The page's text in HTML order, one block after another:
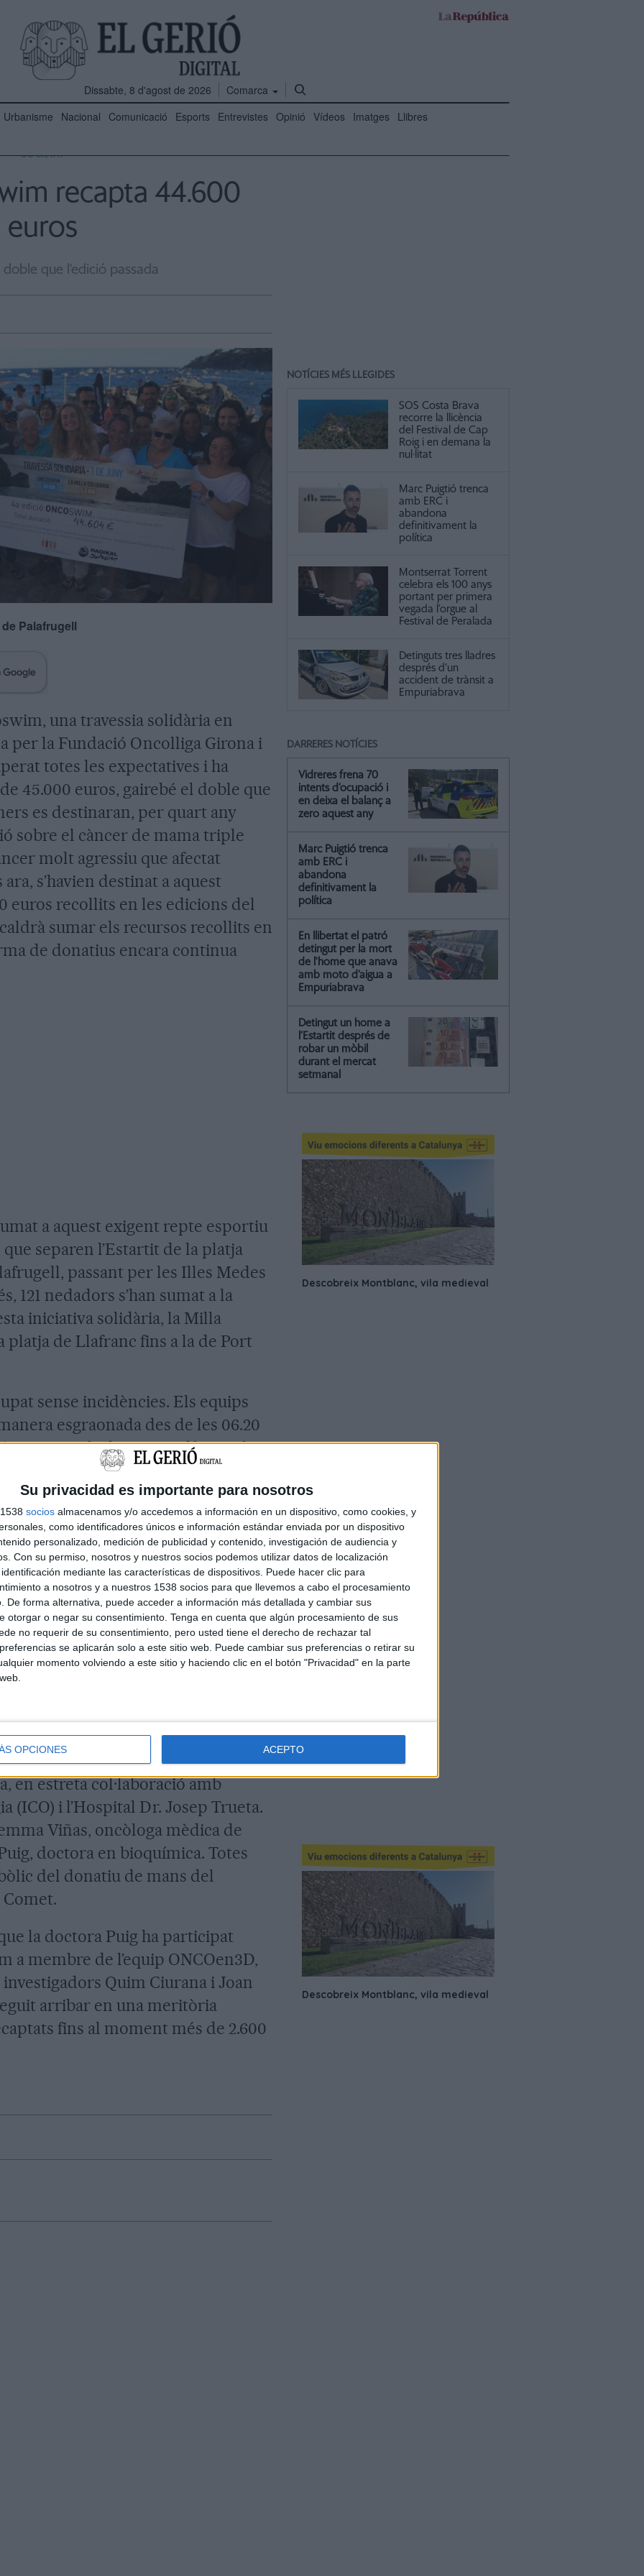
Su privacidad es importante para nosotros
socios almacenamos y/o accedemos a información en un dispositivo, como cookies, y
como identificadores únicos e información estándar enviada por un dispositivo
personalizado, medición de publicidad y contenido, investigación de audiencia y
Con su permiso, nosotros y nuestros socios podemos utilizar datos de localización
mediante las características de dispositivos. Puede hacer clic para
a nosotros y a nuestros 1538 socios para que llevemos a cabo el procesamiento
De forma alternativa, puede acceder a información más detallada y cambiar sus
otorgar o negar su consentimiento. Tenga en cuenta que algún procesamiento de sus
no requerir de su consentimiento, pero usted tiene el derecho de rechazar tal
se aplicarán solo a este sitio web. Puede cambiar sus preferencias o retirar su
momento volviendo a este sitio y haciendo clic en el botón "Privacidad" en la parte
OPCIONES ACEPTO
Dissabte, 8 d'agost de 2026
Comarca
Urbanisme Nacional Comunicació Esports Entrevistes Opinió Vídeos Imatges Llibres
SOCIETAT
recapta 44.600
euros
doble que l'edició passada
Palafrugell
una travessia solidària en
per la Fundació Oncolliga Girona i
totes les expectatives i ha
45.000 euros, gairebé el doble que
es destinaran, per quart any
sobre el càncer de mama triple
molt agressiu que afectat
s’havien destinat a aquest
euros recollits en les edicions del
caldrà sumar els recursos recollits en
de donatius encara continua
a aquest exigent repte esportiu
separen l’Estartit de la platja
passant per les Illes Medes
121 nedadors s’han sumat a la
iniciativa solidària, la Milla
platja de Llafranc fins a la de Port
sense incidències. Els equips
esgraonada des de les 06.20
en intervals d’un quart d’hora, i han
Calau, a Calella de Palafrugell, a
han fet tota la travessia junts,
fent relleus. La travessia s’ha
de l’enllaçal web de
h hora ha tingut lloc la sortida de la
Llafranc. A l’arribada s’ha ofert a
un entrepà de botifarra i una
dues proves s’han recaptat un
quals es podrà donar un impuls
sobre el càncer de mama
pel Grup de Recerca en Noves
de la Facultat de Medicina
en estreta col·laboració amb
(ICO) i l’Hospital Dr. Josep Trueta.
Viñas, oncòloga mèdica de
doctora en bioquímica. Totes
del donatiu de mans del
la doctora Puig ha participat
a membre de l’equip ONCOen3D,
Quim Ciurana i Joan
arribar en una meritòria
fins al moment més de 2.600
NOTÍCIES MÉS LLEGIDES
SOS Costa Brava
recorre la llicència
del Festival de Cap
Roig i en demana la
nul·litat
Marc Puigtió trenca
amb ERC i
abandona
definitivament la
política
Montserrat Torrent
celebra els 100 anys
portant per primera
vegada l’orgue al
Festival de Peralada
Detinguts tres lladres
després d’un
accident de trànsit a
Empuriabrava
DARRERES NOTÍCIES
Vidreres frena 70
intents d’ocupació i
en deixa el balanç a
zero aquest any
Marc Puigtió trenca
amb ERC i
abandona
definitivament la
política
En llibertat el patró
detingut per la mort
de l'home que anava
amb moto d’aigua a
Empuriabrava
Detingut un home a
l’Estartit després de
robar un mòbil
durant el mercat
setmanal